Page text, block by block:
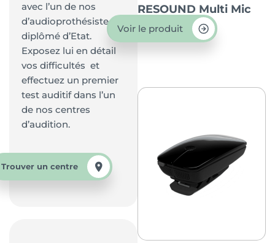
avec l’un de nos
d’audioprothésiste
diplômé d’Etat.
Exposez lui en détail
vos difficultés et
effectuez un premier
test auditif dans l’un
de nos centres
d’audition.
Trouver un centre
RESOUND Multi Mic
Voir le produit